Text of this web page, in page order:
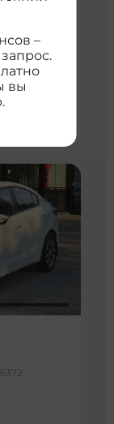
599 822 ₽
–
вы